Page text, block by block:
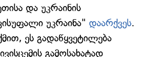
და უკრაინის
უკრაინა" დაარქვეს.
ეს გადაწყვეტილება
გამოსახატად